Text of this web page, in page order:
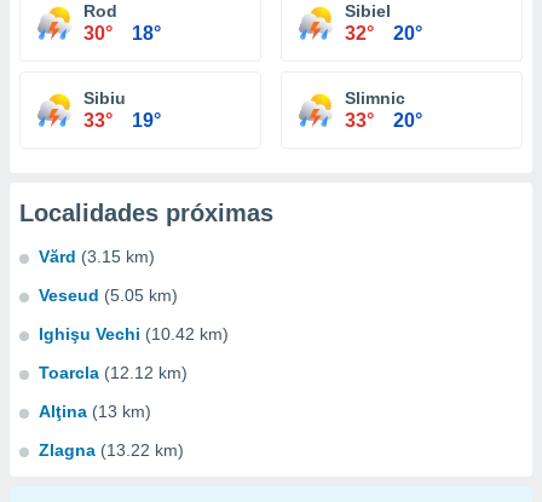
Rod
30° 18°
Sibiel
32° 20°
Sibiu
33° 19°
Slimnic
33° 20°
Localidades próximas
Vărd (3.15 km)
Veseud (5.05 km)
Ighişu Vechi (10.42 km)
Toarcla (12.12 km)
Alţina (13 km)
Zlagna (13.22 km)